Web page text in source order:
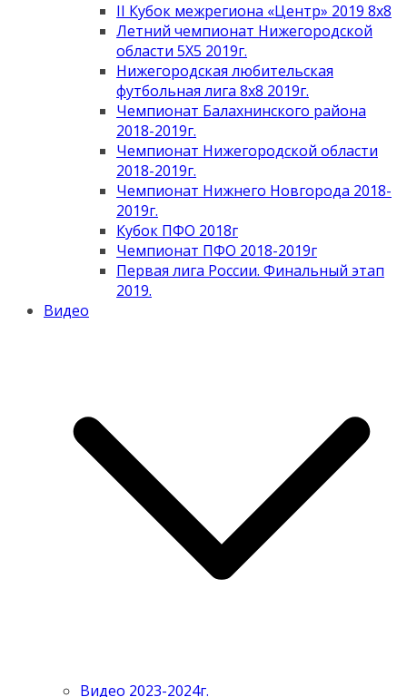
II Кубок межрегиона «Центр» 2019 8х8
Летний чемпионат Нижегородской
области 5Х5 2019г.
Нижегородская любительская
футбольная лига 8х8 2019г.
Чемпионат Балахнинского района
2018-2019г.
Чемпионат Нижегородской области
2018-2019г.
Чемпионат Нижнего Новгорода 2018-
2019г.
Кубок ПФО 2018г
Чемпионат ПФО 2018-2019г
Первая лига России. Финальный этап
2019.
Видео
Видео 2023-2024г.